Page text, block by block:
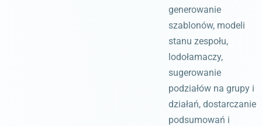
generowanie
szablonów, modeli
stanu zespołu,
lodołamaczy,
sugerowanie
podziałów na grupy i
działań, dostarczanie
podsumowań i